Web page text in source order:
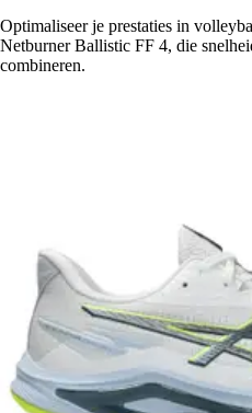
Optimaliseer je prestaties in
Netburner Ballistic FF 4, die
combineren.